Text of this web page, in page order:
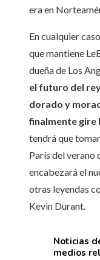
era en
En cualquier
que mantiene
dueña de Los
el futuro del
dorado y
finalmente gire
tendrá que
París del verano
encabezará el
otras leyendas
Kevin Durant.
Noticias
medios